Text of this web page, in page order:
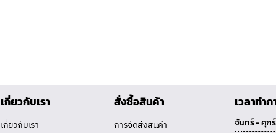
เกี่ยวกับเรา
เกี่ยวกับเรา
สั่งซื้อสินค้า
การจัดส่งสินค้า
เวลาทำก
จันทร์ - ศุกร์